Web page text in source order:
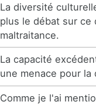
La diversité
plus le débat sur ce
maltraitance.
La capacité
une menace pour
Comme je l'ai